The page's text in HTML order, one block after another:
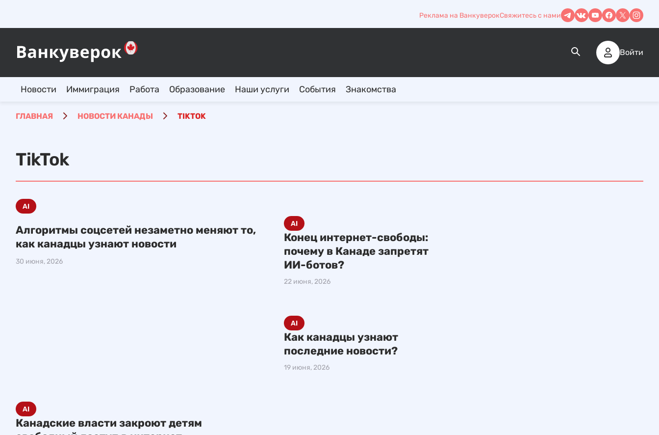
Реклама на ВанкуверокСвяжитесь с нами
Войти
Новости Иммиграция Работа Образование Наши услуги События Знакомства
ГЛАВНАЯ НОВОСТИ КАНАДЫ TIKTOK
TikTok
Алгоритмы соцсетей незаметно меняют то,
как канадцы узнают новости
30 июня, 2026
AI
Конец интернет-свободы:
почему в Канаде запретят
ИИ-ботов?
22 июня, 2026
AI
Как канадцы узнают
последние новости?
19 июня, 2026
AI
Канадские власти закроют детям
AI